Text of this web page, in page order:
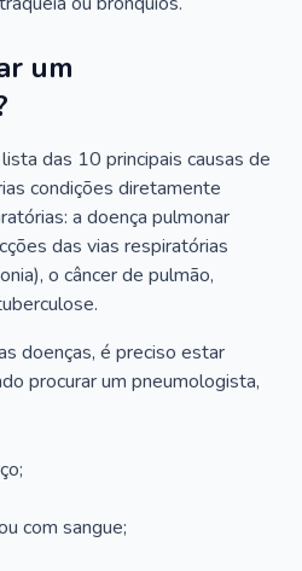
um
das 10 principais causas de
condições diretamente
a doença pulmonar
das vias respiratórias
o câncer de pulmão,
doenças, é preciso estar
procurar um pneumologista,
com sangue;